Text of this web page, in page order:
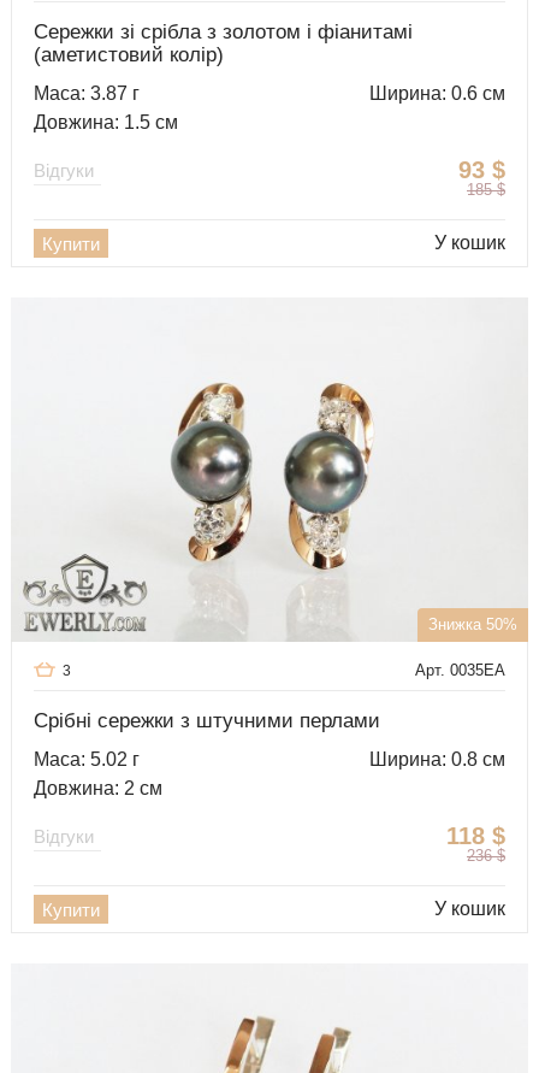
Сережки зі срібла з золотом і фіанитамі
(аметистовий колір)
Маса: 3.87 г
Ширина: 0.6 см
Довжина: 1.5 см
93 $
185 $
Відгуки
Купити У кошик
Знижка 50%
Арт. 0035EA
3
Срібні сережки з штучними перлами
Маса: 5.02 г
Ширина: 0.8 см
Довжина: 2 см
118 $
236 $
Відгуки
Купити У кошик